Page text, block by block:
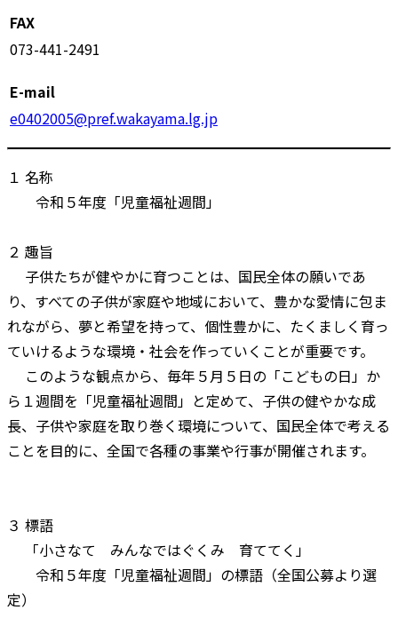
FAX
073-441-2491
E-mail
e0402005@pref.wakayama.lg.jp
１ 名称
令和５年度「児童福祉週間」
２ 趣旨
子供たちが健やかに育つことは、国民全体の願いであ
り、すべての子供が家庭や地域において、豊かな愛情に包ま
れながら、夢と希望を持って、個性豊かに、たくましく育っ
ていけるような環境・社会を作っていくことが重要です。
このような観点から、毎年５月５日の「こどもの日」か
ら１週間を「児童福祉週間」と定めて、子供の健やかな成
長、子供や家庭を取り巻く環境について、国民全体で考える
ことを目的に、全国で各種の事業や行事が開催されます。
３ 標語
「小さなて みんなではぐくみ 育ててく」
令和５年度「児童福祉週間」の標語（全国公募より選
定）